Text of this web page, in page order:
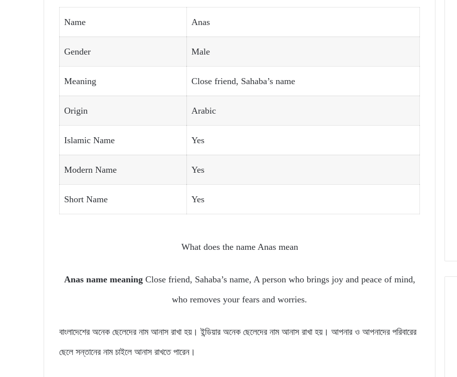
Name Anas
Gender Male
Meaning Close friend, Sahaba’s name
Origin Arabic
Islamic Name Yes
Modern Name Yes
Short Name Yes
What does the name Anas mean
Anas name meaning Close friend, Sahaba’s name, A person who brings joy and peace of mind,
who removes your fears and worries.
বাংলাদেশের অনেক ছেলেদের নাম আনাস রাখা হয়। ইন্ডিয়ার অনেক ছেলেদের নাম আনাস রাখা হয়। আপনার ও আপনাদের পরিবারের
ছেলে সন্তানের নাম চাইলে আনাস রাখতে পারেন।